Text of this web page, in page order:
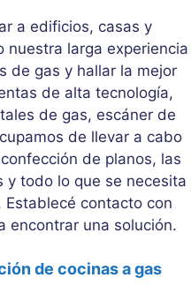
a edificios, casas y
nuestra larga experiencia
de gas y hallar la mejor
de alta tecnología,
de gas, escáner de
de llevar a cabo
de planos, las
y todo lo que se necesita
contacto con
encontrar una solución.
de cocinas a gas